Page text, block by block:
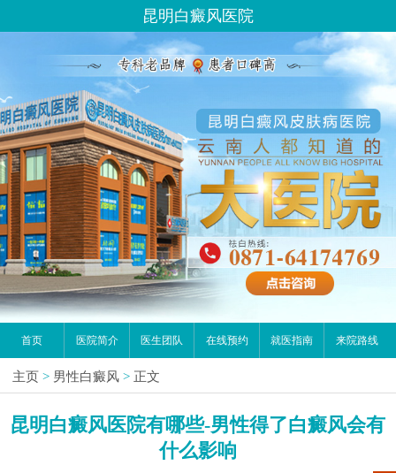
昆明白癜风医院
首页 医院简介 医生团队 在线预约 就医指南 来院路线
主页 > 男性白癜风 > 正文
昆明白癜风医院有哪些-男性得了白癜风会有
什么影响